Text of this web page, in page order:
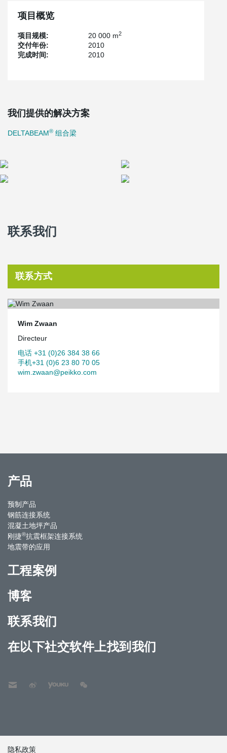
项目概览
项目规模: 20 000 m2
交付年份:
2010
完成时间:
2010
我们提供的解决方案
DELTABEAM® 组合梁
联系我们
联系方式
Wim Zwaan
Directeur
电话 +31 (0)26 384 38 66
手机+31 (0)6 23 80 70 05
wim.zwaan@peikko.com
产品
预制产品
钢筋连接系统
混凝土地坪产品
刚捷®抗震框架连接系统
地震带的应用
工程案例
博客
联系我们
在以下社交软件上找到我们
隐私政策